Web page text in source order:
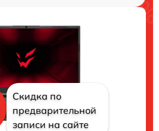
Скидка по
предварительной
записи на сайте